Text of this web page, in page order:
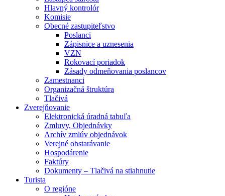
Hlavný kontrolór
Komisie
Obecné zastupiteľstvo
Poslanci
Zápisnice a uznesenia
VZN
Rokovací poriadok
Zásady odmeňovania poslancov
Zamestnanci
Organizačná štruktúra
Tlačivá
Zverejňovanie
Elektronická úradná tabuľa
Zmluvy, Objednávky
Archív zmlúv objednávok
Verejné obstarávanie
Hospodárenie
Faktúry
Dokumenty – Tlačivá na stiahnutie
Turista
O regióne